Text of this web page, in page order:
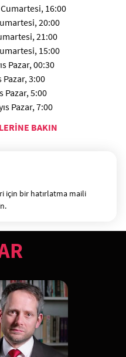
Cumartesi, 16:00
20:00
21:00
15:00
Pazar, 00:30
Pazar, 3:00
Pazar, 5:00
Pazar, 7:00
BAKIN
için bir hatırlatma maili